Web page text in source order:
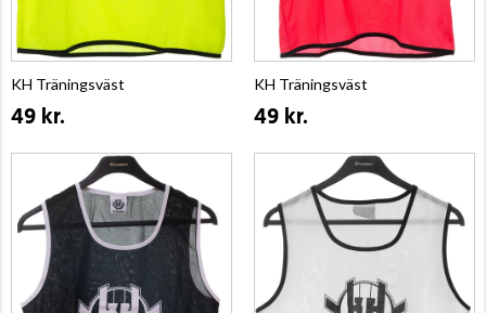
KH Träningsväst
49 kr.
KH Träningsväst
49 kr.